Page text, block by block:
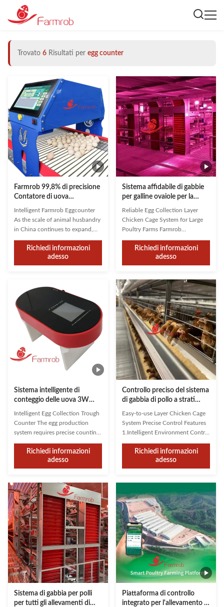
Trovato 6 Risultati per egg counter
Farmrob 99,8% di precisione
Contatore di uova
intelligente 25W 220V 50HZ
ISO9001 approvato
Intelligent Farmrob Eggcounter
As the scale of animal husbandry
in China continues to expand,
remained a challenging issue. In
the past, it relied on manual
labor, but now it depends on
support of technological
advancements,managing large-
scale ...
Richiedi informazioni
adesso
Sistema affidabile di gabbie
per galline ovaiole per la
raccolta delle uova per
grandi allevamenti avicoli
Reliable Egg Collection Layer
Chicken Cage System for Large
Poultry Farms Farmrob
farming solutions, offering
customized planning from
construction to equipment
weather conditions, wind
direction, specific poultry breeds,
and farm ...
Richiedi informazioni
adesso
Sistema intelligente di
conteggio delle uova 3W
IP41 1 anno di garanzia
Intelligent Egg Collection Trough
Counter The egg production
system requires precise counting
poultry house. Therefore, an egg
trough counter has been
specially set up. This device is
variations in tray widths between
100-150mm, with an accuracy of
...
Richiedi informazioni
adesso
Controllo preciso del sistema
di gabbia di pollo a strati
Easy-to-use Layer Chicken Cage
System Precise Control Features
1.Intelligent Environment Control
temperature, humidity, ammonia,
and CO₂ levels allows staff to
quickly identify and control
climate control ...
Richiedi informazioni
adesso
Sistema di gabbia per polli
per tutti gli allevamenti di
Piattaforma di controllo
integrato per l'allevamento di